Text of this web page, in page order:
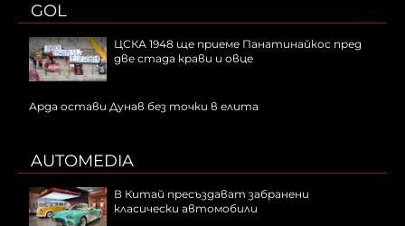
GOL
ЦСКА 1948 ще приеме Панатинайкос пред
две стада крави и овце
Арда остави Дунав без точки в елита
AUTOMEDIA
В Китай пресъздават забранени
класически автомобили